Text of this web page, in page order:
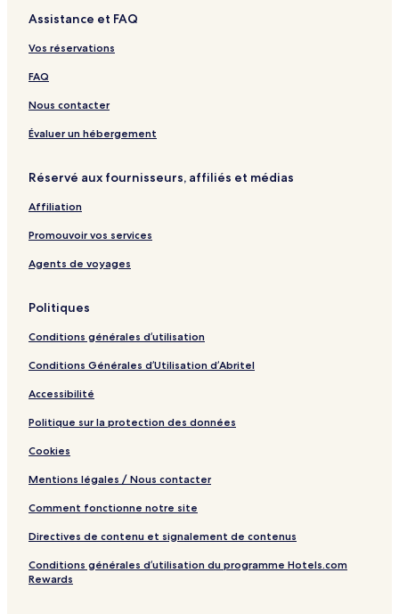
Assistance et FAQ
Vos réservations
FAQ
Nous contacter
Évaluer un hébergement
Réservé aux fournisseurs, affiliés et médias
Affiliation
Promouvoir vos services
Agents de voyages
Politiques
Conditions générales d’utilisation
Conditions Générales d’Utilisation d’Abritel
Accessibilité
Politique sur la protection des données
Cookies
Mentions légales / Nous contacter
Comment fonctionne notre site
Directives de contenu et signalement de contenus
Conditions générales d’utilisation du programme Hotels.com
Rewards